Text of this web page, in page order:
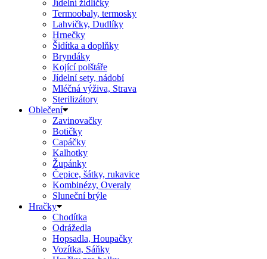
Jídelní židličky
Termoobaly, termosky
Lahvičky, Dudlíky
Hrnečky
Šidítka a doplňky
Bryndáky
Kojící polštáře
Jídelní sety, nádobí
Mléčná výživa, Strava
Sterilizátory
Oblečení
Zavinovačky
Botičky
Capáčky
Kalhotky
Župánky
Čepice, šátky, rukavice
Kombinézy, Overaly
Sluneční brýle
Hračky
Chodítka
Odrážedla
Hopsadla, Houpačky
Vozítka, Sáňky